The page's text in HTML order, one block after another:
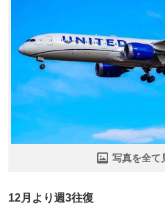
写真を全て
12月より週3往復